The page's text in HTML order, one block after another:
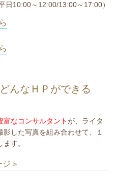
平日10:00～12:00/13:00～17:00）
んなＨＰができる
富なコンサルタントが、ライタ
した写真を組み合わせて、１
す。
＞